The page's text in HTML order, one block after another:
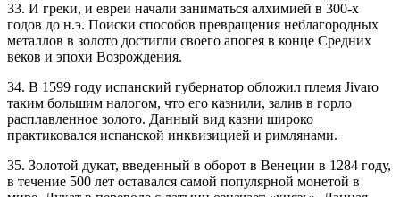
33. И греки, и евреи начали заниматься алхимией в 300-х
годов до н.э. Поиски способов превращения неблагородных
металлов в золото достигли своего апогея в конце Средних
веков и эпохи Возрождения.
34. В 1599 году испанский губернатор обложил племя Jivaro
таким большим налогом, что его казнили, залив в горло
расплавленное золото. Данный вид казни широко
практиковался испанской инквизицией и римлянами.
35. Золотой дукат, введенный в оборот в Венеции в 1284 году,
в течение 500 лет оставался самой популярной монетой в